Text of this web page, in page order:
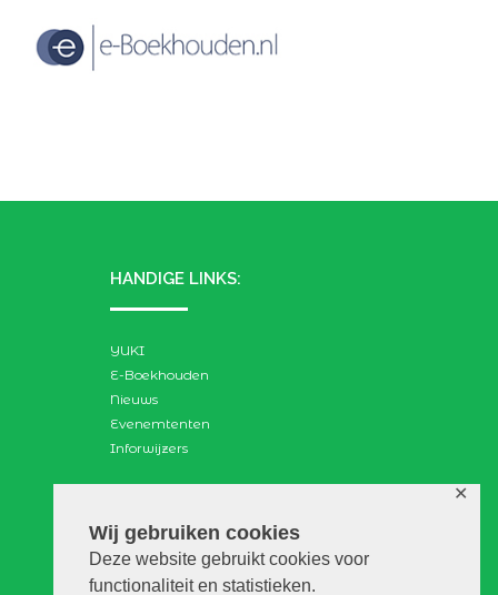
Wij gebruiken cookies
Deze website gebruikt cookies voor
functionaliteit en statistieken.
✕
HANDIGE LINKS:
YUKI
E-Boekhouden
Nieuws
Evenemtenten
Inforwijzers
Search